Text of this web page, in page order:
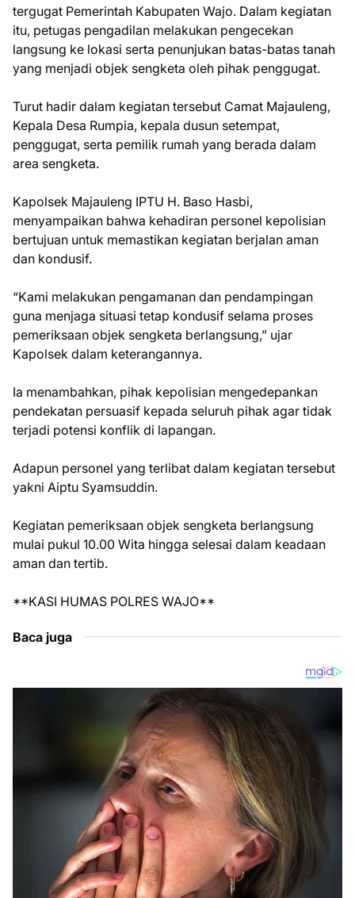
tergugat Pemerintah Kabupaten Wajo. Dalam kegiatan
itu, petugas pengadilan melakukan pengecekan
langsung ke lokasi serta penunjukan batas-batas tanah
yang menjadi objek sengketa oleh pihak penggugat.
Turut hadir dalam kegiatan tersebut Camat Majauleng,
Kepala Desa Rumpia, kepala dusun setempat,
penggugat, serta pemilik rumah yang berada dalam
area sengketa.
Kapolsek Majauleng IPTU H. Baso Hasbi,
menyampaikan bahwa kehadiran personel kepolisian
bertujuan untuk memastikan kegiatan berjalan aman
dan kondusif.
“Kami melakukan pengamanan dan pendampingan
guna menjaga situasi tetap kondusif selama proses
pemeriksaan objek sengketa berlangsung,” ujar
Kapolsek dalam keterangannya.
Ia menambahkan, pihak kepolisian mengedepankan
pendekatan persuasif kepada seluruh pihak agar tidak
terjadi potensi konflik di lapangan.
Adapun personel yang terlibat dalam kegiatan tersebut
yakni Aiptu Syamsuddin.
Kegiatan pemeriksaan objek sengketa berlangsung
mulai pukul 10.00 Wita hingga selesai dalam keadaan
aman dan tertib.
**KASI HUMAS POLRES WAJO**
Baca juga